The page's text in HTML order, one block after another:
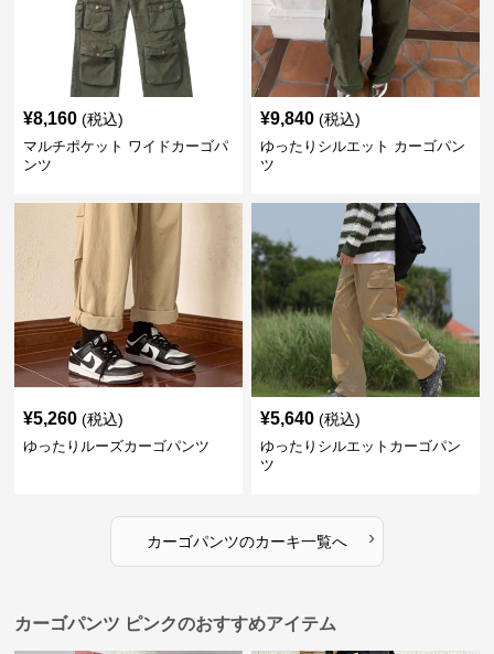
¥8,160 (税込)
マルチポケット ワイドカーゴパ
ンツ
¥9,840 (税込)
ゆったりシルエット カーゴパン
ツ
¥5,260 (税込)
ゆったりルーズカーゴパンツ
¥5,640 (税込)
ゆったりシルエットカーゴパン
ツ
カーゴパンツのカーキ一覧へ ›
カーゴパンツ ピンクのおすすめアイテム